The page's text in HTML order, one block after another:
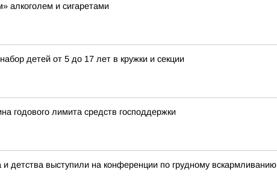
алкоголем и сигаретами
детей от 5 до 17 лет в кружки и секции
годового лимита средств господдержки
детства выступили на конференции по грудному вскармливанию